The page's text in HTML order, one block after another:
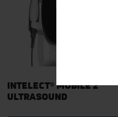
INTELECT® MOBILE 2
ULTRASOUND